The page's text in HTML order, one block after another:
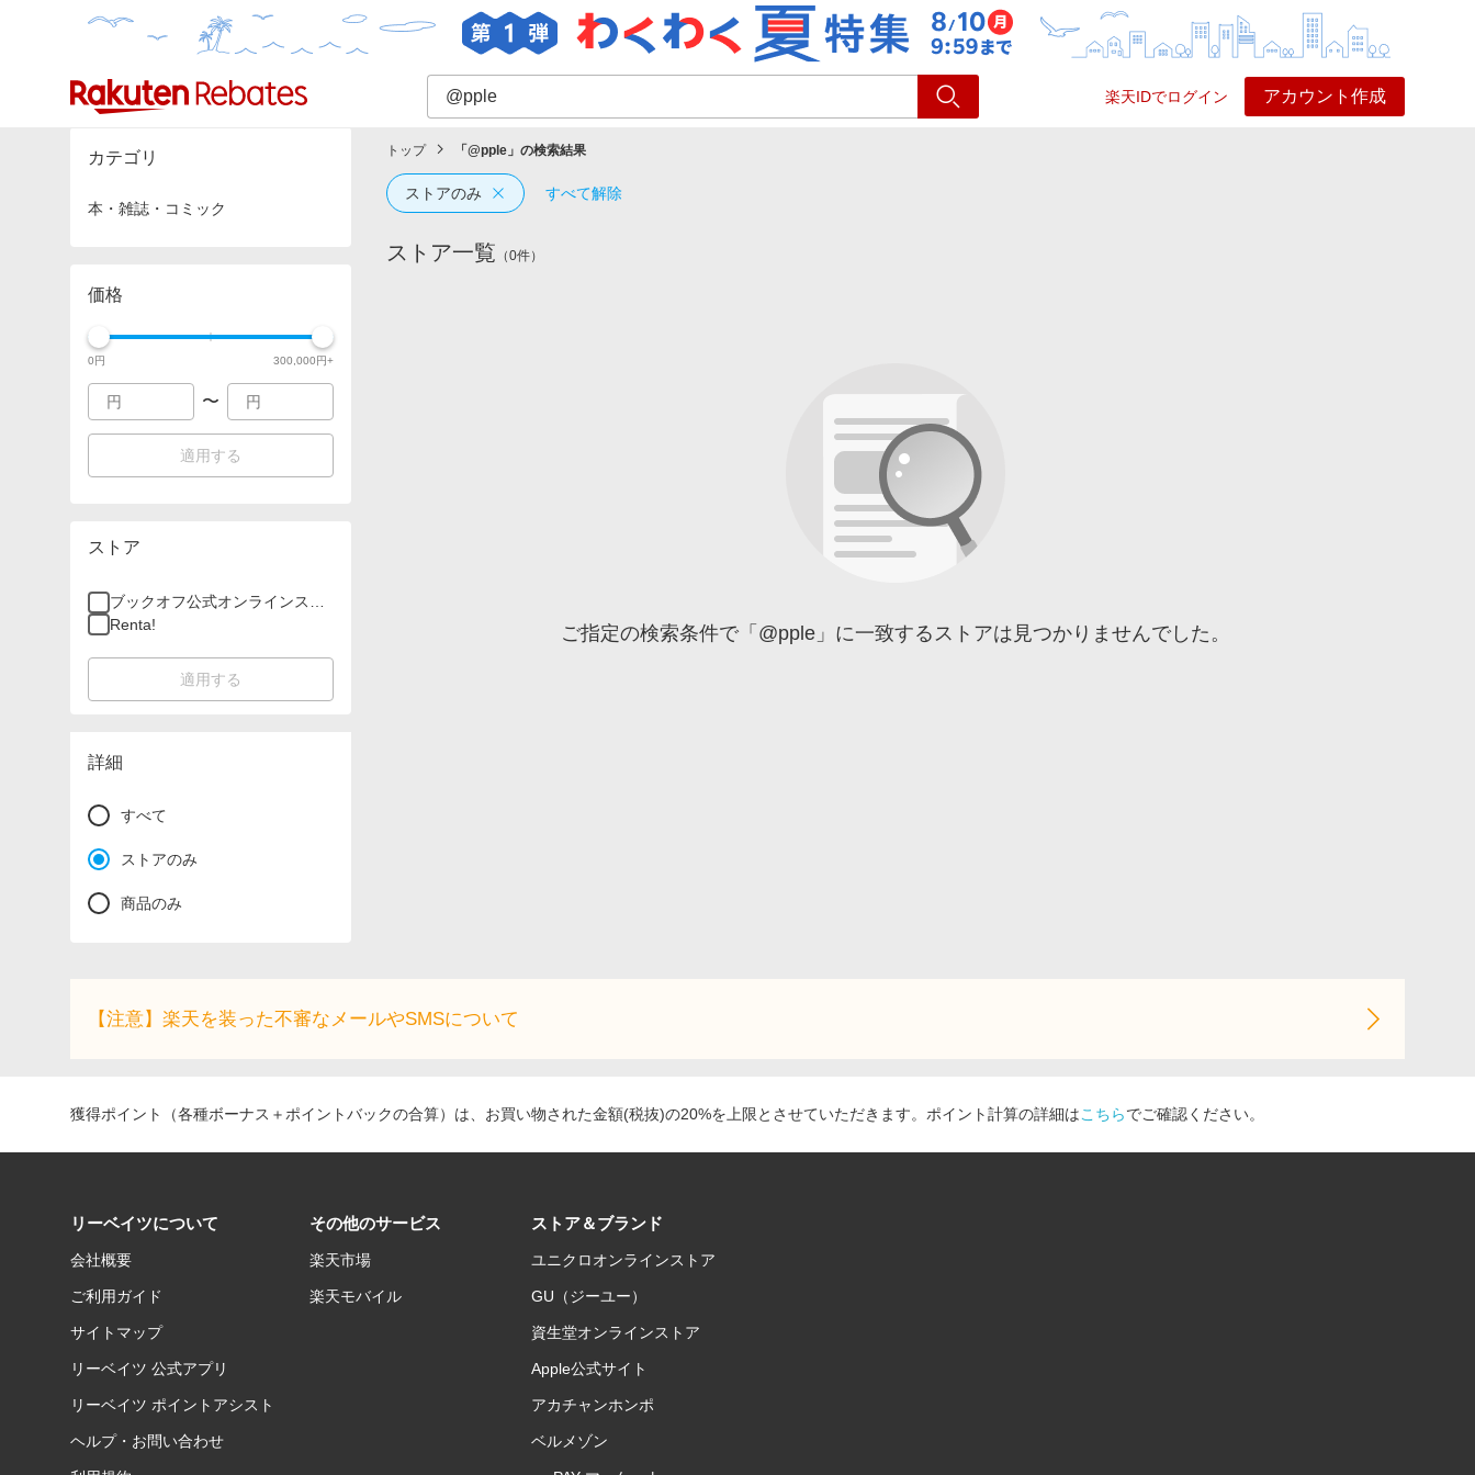
楽天IDでログイン アカウント作成
カテゴリー一覧 イベント一覧 ショッピング
カテゴリ
本・雑誌・コミック
価格
0円 300,000円+
〜
適用する
ストア
ブックオフ公式オンラインスト
ア
Renta!
適用する
詳細
すべて
ストアのみ
商品のみ
トップ 「 @pple 」の検索結果
ストアのみ すべて解除
ストア一覧 （0件）
ご指定の検索条件で「@pple」に一致するストアは見つかりませんでした。
【注意】楽天を装った不審なメールやSMSについて
獲得ポイント（各種ボーナス＋ポイントバックの合算）は、お買い物された金額(税抜)の20%を上限とさせていただきます。ポイント計算の詳細はこちらでご確認ください。
リーベイツについて
会社概要
ご利用ガイド
サイトマップ
リーベイツ 公式アプリ
リーベイツ ポイントアシスト
ヘルプ・お問い合わせ
その他のサービス
楽天市場
楽天モバイル
ストア＆ブランド
ユニクロオンラインストア
GU（ジーユー）
資生堂オンラインストア
Apple公式サイト
アカチャンホンポ
ベルメゾン